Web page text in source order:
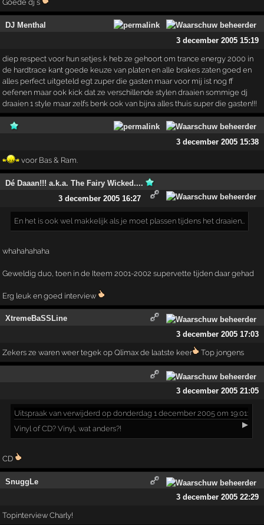
Goede dj´s
DJ Menthal
3 december 2005 15:19
diep respect voor hun setjes k heb ze gehoort om trance energy 2000 in
de hardtrace kant goede keuze van platen en alle brakes zaten goed en
alles perfect uitgeteld egt zuper die gasten maar voor mij ist nog ff
oefenen maar ook kick dat ze verschillende stylen draaien sommige dj
draaien 1 style maar zelfs benk ook van bijna alles thuis super die gasten!!!
3 december 2005 15:38
voor Bas & Ram.
Dé Daaan!!! a.k.a. The Fairy Wicked....
3 december 2005 16:27
En het is ook wel makkelijk als je moet plassen tijdens het draaien…
whahahahaha
Geweldig duo, toen in de Iteem 2001-2002 supervette tijden daar gehad
Erg leuk en goed interview
XtremeBaSSLine
3 december 2005 17:03
Zekers ze waren weer tegek op Qlimax de laatste keer Top jongens
3 december 2005 21:05
Uitspraak van verwijderd op donderdag 1 december 2005 om 19:01:
▶
Vinyl of CD? Vinyl, wat anders?!
CD
SnuggLe
3 december 2005 22:29
Topinterview Charly!